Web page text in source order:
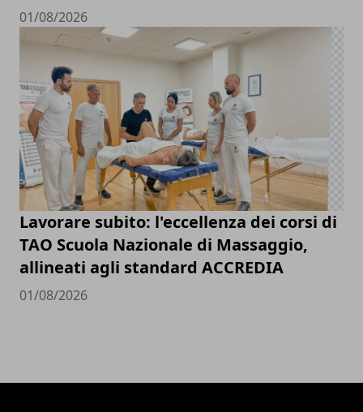
01/08/2026
Lavorare subito: l'eccellenza dei corsi di
TAO Scuola Nazionale di Massaggio,
allineati agli standard ACCREDIA
01/08/2026